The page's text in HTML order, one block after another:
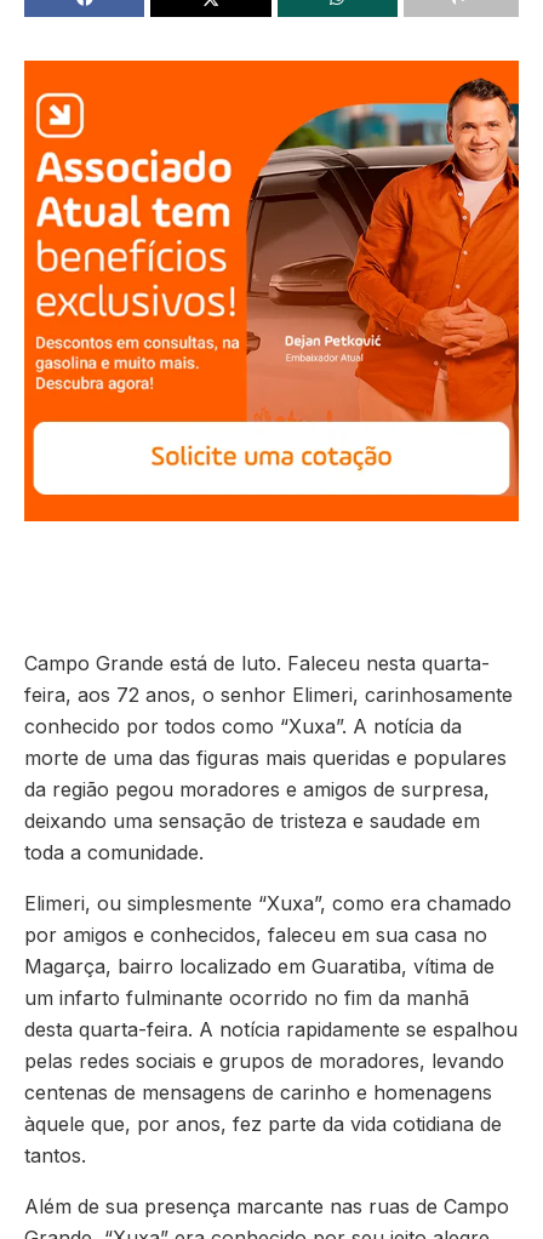
Campo Grande está de luto. Faleceu nesta quarta-
feira, aos 72 anos, o senhor Elimeri, carinhosamente
conhecido por todos como “Xuxa”. A notícia da
morte de uma das figuras mais queridas e populares
da região pegou moradores e amigos de surpresa,
deixando uma sensação de tristeza e saudade em
toda a comunidade.
Elimeri, ou simplesmente “Xuxa”, como era chamado
por amigos e conhecidos, faleceu em sua casa no
Magarça, bairro localizado em Guaratiba, vítima de
um infarto fulminante ocorrido no fim da manhã
desta quarta-feira. A notícia rapidamente se espalhou
pelas redes sociais e grupos de moradores, levando
centenas de mensagens de carinho e homenagens
àquele que, por anos, fez parte da vida cotidiana de
tantos.
Além de sua presença marcante nas ruas de Campo